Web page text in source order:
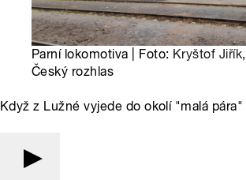
Parní lokomotiva | Foto: Kryštof Jiřík,
Český rozhlas
Když z Lužné vyjede do okolí "malá pára"